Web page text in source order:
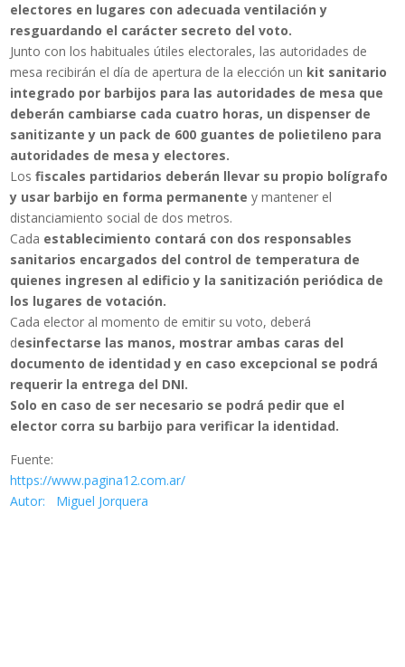
electores en lugares con adecuada ventilación y
resguardando el carácter secreto del voto.
Junto con los habituales útiles electorales, las autoridades de
mesa recibirán el día de apertura de la elección un kit sanitario
integrado por barbijos para las autoridades de mesa que
deberán cambiarse cada cuatro horas, un dispenser de
sanitizante y un pack de 600 guantes de polietileno para
autoridades de mesa y electores.
Los fiscales partidarios deberán llevar su propio bolígrafo
y usar barbijo en forma permanente y mantener el
distanciamiento social de dos metros.
Cada establecimiento contará con dos responsables
sanitarios encargados del control de temperatura de
quienes ingresen al edificio y la sanitización periódica de
los lugares de votación.
Cada elector al momento de emitir su voto, deberá
desinfectarse las manos, mostrar ambas caras del
documento de identidad y en caso excepcional se podrá
requerir la entrega del DNI.
Solo en caso de ser necesario se podrá pedir que el
elector corra su barbijo para verificar la identidad.
Fuente:
https://www.pagina12.com.ar/
Autor: Miguel Jorquera